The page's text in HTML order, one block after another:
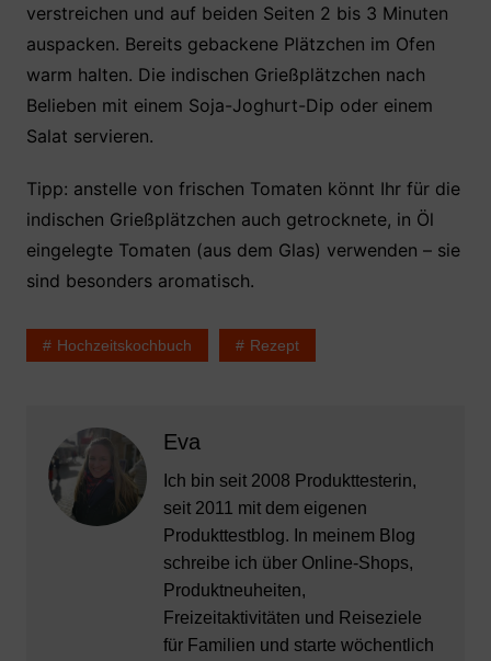
verstreichen und auf beiden Seiten 2 bis 3 Minuten
auspacken. Bereits gebackene Plätzchen im Ofen
warm halten. Die indischen Grießplätzchen nach
Belieben mit einem Soja-Joghurt-Dip oder einem
Salat servieren.
Tipp: anstelle von frischen Tomaten könnt Ihr für die
indischen Grießplätzchen auch getrocknete, in Öl
eingelegte Tomaten (aus dem Glas) verwenden – sie
sind besonders aromatisch.
Hochzeitskochbuch Rezept
Eva
Ich bin seit 2008 Produkttesterin,
seit 2011 mit dem eigenen
Produkttestblog. In meinem Blog
schreibe ich über Online-Shops,
Produktneuheiten,
Freizeitaktivitäten und Reiseziele
für Familien und starte wöchentlich